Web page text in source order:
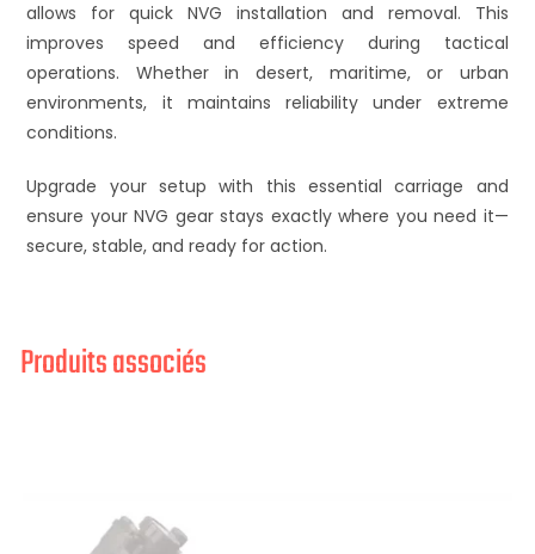
allows for quick NVG installation and removal. This
improves speed and efficiency during tactical
operations. Whether in desert, maritime, or urban
environments, it maintains reliability under extreme
conditions.
Upgrade your setup with this essential carriage and
ensure your NVG gear stays exactly where you need it—
secure, stable, and ready for action.
Produits associés